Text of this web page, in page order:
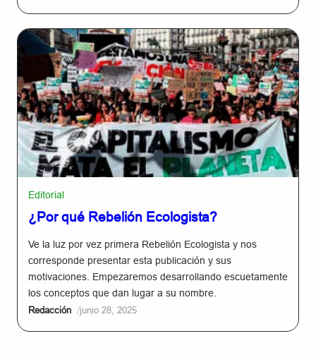
Editorial
¿Por qué Rebelión Ecologista?
Ve la luz por vez primera Rebelión Ecologista y nos
corresponde presentar esta publicación y sus
motivaciones. Empezaremos desarrollando escuetamente
los conceptos que dan lugar a su nombre.
Redacción /junio 28, 2025